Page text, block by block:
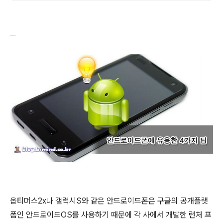
옵티머스2x나 갤럭시S와 같은 안드로이드폰은 구글의 공개플랫
폼인 안드로이드OS를 사용하기 때문에 각 사에서 개발한 런처 프